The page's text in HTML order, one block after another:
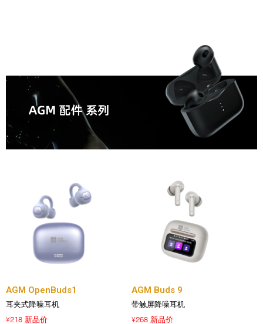
AGM OpenBuds1
耳夹式降噪耳机
¥218 新品价
AGM Buds 9
带触屏降噪耳机
¥268 新品价